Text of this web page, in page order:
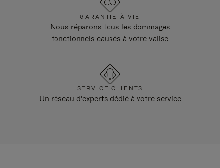
GARANTIE À VIE
Nous réparons tous les dommages
fonctionnels causés à votre valise
SERVICE CLIENTS
Un réseau d’experts dédié à votre service